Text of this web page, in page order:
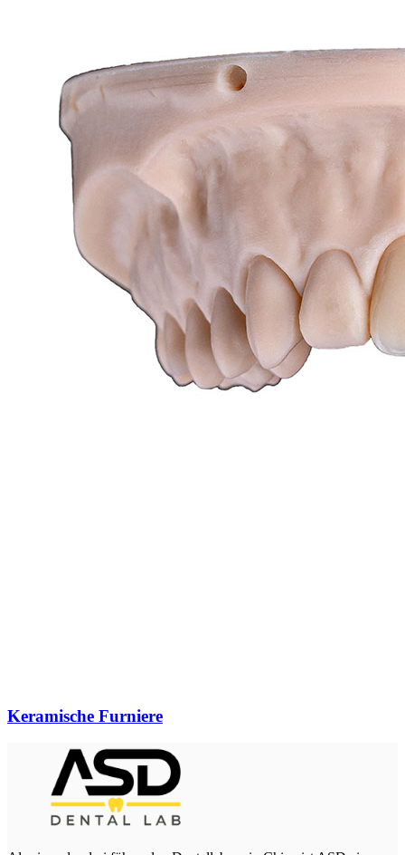
Keramische Furniere